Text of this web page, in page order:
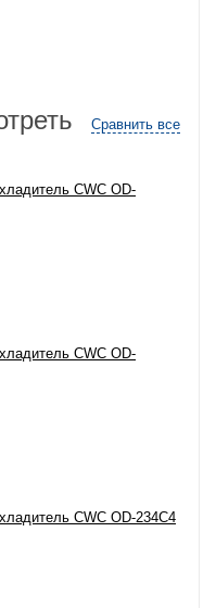
Сравнить все
CWC OD-
CWC OD-
CWC OD-234C4